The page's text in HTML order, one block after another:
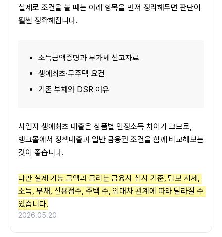
실제로 조건을 볼 때는 아래 항목을 먼저 정리해두면 판단이
훨씬 정확해집니다.
소득금액증명과 부가세 신고자료
생애최초·무주택 요건
기존 부채와 DSR 여유
사업자 생애최초 대출은 상품별 인정소득 차이가 크므로,
뱅크몰에서 정책대출과 일반 금융권 조건을 함께 비교해보는
것이 좋습니다.
다만 실제 가능 금액과 금리는 금융사 심사 기준, 담보 시세,
소득, 부채, 신용점수, 주택 수, 임대차 관계에 따라 달라질 수
있습니다.
2026.05.20